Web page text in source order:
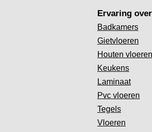
Ervaring
Badkamers
Gietvloeren
Houten vloeren
Keukens
Laminaat
Pvc vloeren
Tegels
Vloeren